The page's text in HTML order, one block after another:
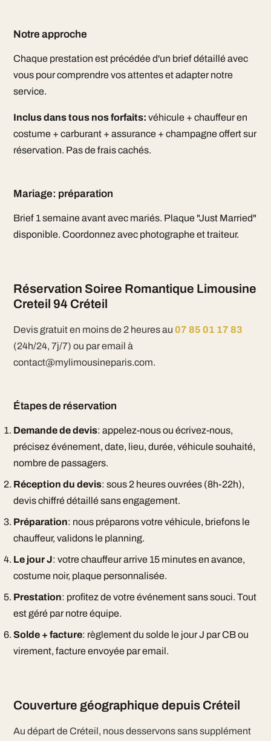
Notre approche
Chaque prestation est précédée d'un brief détaillé avec
vous pour comprendre vos attentes et adapter notre
service.
Inclus dans tous nos forfaits: véhicule + chauffeur en
costume + carburant + assurance + champagne offert sur
réservation. Pas de frais cachés.
Mariage: préparation
Brief 1 semaine avant avec mariés. Plaque "Just Married"
disponible. Coordonnez avec photographe et traiteur.
Réservation Soiree Romantique Limousine
Creteil 94 Créteil
Devis gratuit en moins de 2 heures au 07 85 01 17 83
(24h/24, 7j/7) ou par email à
contact@mylimousineparis.com.
Étapes de réservation
Demande de devis: appelez-nous ou écrivez-nous,
précisez événement, date, lieu, durée, véhicule souhaité,
nombre de passagers.
Réception du devis: sous 2 heures ouvrées (8h-22h),
devis chiffré détaillé sans engagement.
Préparation: nous préparons votre véhicule, briefons le
chauffeur, validons le planning.
Le jour J: votre chauffeur arrive 15 minutes en avance,
costume noir, plaque personnalisée.
Prestation: profitez de votre événement sans souci. Tout
est géré par notre équipe.
Solde + facture: règlement du solde le jour J par CB ou
virement, facture envoyée par email.
Couverture géographique depuis Créteil
Au départ de Créteil, nous desservons sans supplément